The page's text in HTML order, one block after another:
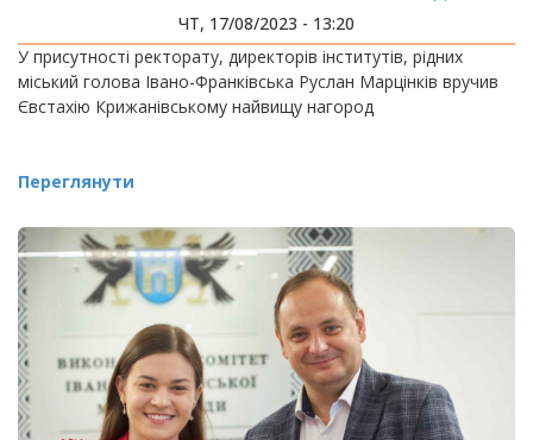
МІСТА ІВАНО-ФРАНКІВСЬКА!
ЧТ, 17/08/2023 - 13:20
У присутності ректорату, директорів інститутів, рідних
міський голова Івано-Франківська Руслан Марцінків вручив
Євстахію Крижанівському найвищу нагород
Переглянути